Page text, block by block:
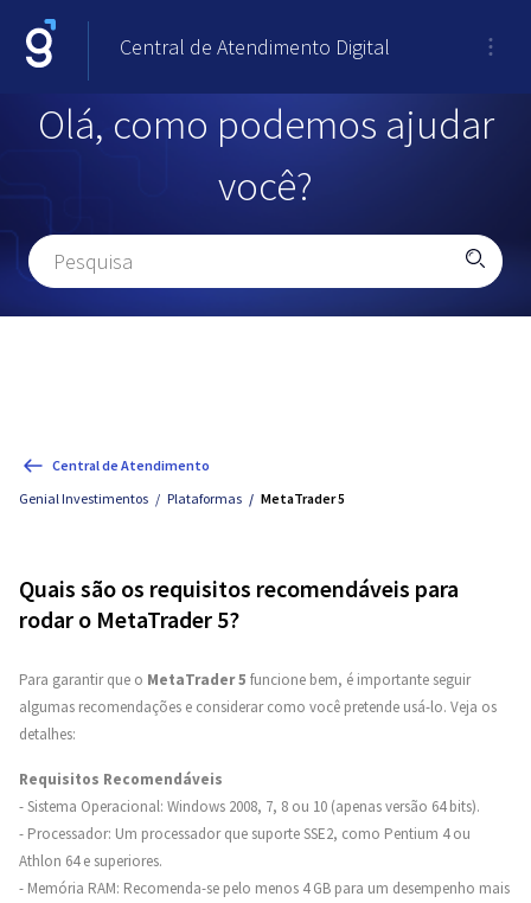
Central de Atendimento Digital
Olá, como podemos ajudar
você?
Central de Atendimento
Genial Investimentos
Plataformas MetaTrader 5
Quais são os requisitos recomendáveis para
rodar o MetaTrader 5?
Para garantir que o MetaTrader 5 funcione bem, é importante seguir
algumas recomendações e considerar como você pretende usá-lo. Veja os
detalhes:
Requisitos Recomendáveis
- Sistema Operacional: Windows 2008, 7, 8 ou 10 (apenas versão 64 bits).
- Processador: Um processador que suporte SSE2, como Pentium 4 ou
Athlon 64 e superiores.
- Memória RAM: Recomenda-se pelo menos 4 GB para um desempenho mais